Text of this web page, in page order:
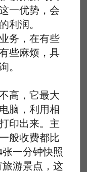
一优势，会
利润。
务，在有些
些麻烦，具
。
高，它最大
脑，利用相
印出来。主
般收费都比
一分钟快照
游景点，这